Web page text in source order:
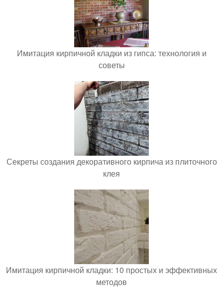
Имитация кирпичной кладки из гипса: технология и
советы
Секреты создания декоративного кирпича из плиточного
клея
Имитация кирпичной кладки: 10 простых и эффективных
методов